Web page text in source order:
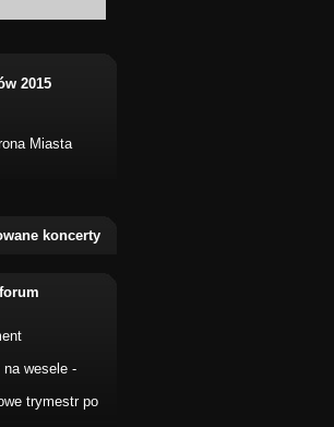
2015
Miasta
koncerty
na wesele -
trymestr po